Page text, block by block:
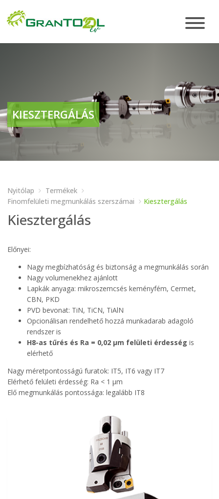
KIESZTERGÁLÁS
Nyitólap
Termékek
Finomfelületi megmunkálás szerszámai
Kiesztergálás
Kiesztergálás
Előnyei:
Nagy megbízhatóság és biztonság a megmunkálás során
Nagy volumenekhez ajánlott
Lapkák anyaga: mikroszemcsés keményfém, Cermet,
CBN, PKD
PVD bevonat: TiN, TiCN, TiAlN
Opcionálisan rendelhető hozzá munkadarab adagoló
rendszer is
H8-as tűrés és Ra = 0,02 μm felületi érdesség is
elérhető
Nagy méretpontosságú furatok: IT5, IT6 vagy IT7
Elérhető felületi érdesség: Ra < 1 μm
Elő megmunkálás pontossága: legalább IT8